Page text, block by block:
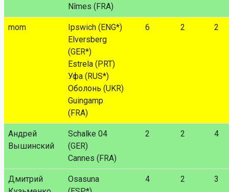
Nîmes (FRA)
mom
Ipswich (ENG*)
Elversberg
(GER*)
Estrela (PRT)
Уфа (RUS*)
Оболонь (UKR)
Guingamp
(FRA)
6 2 2
Андрей
Вышинский
Schalke 04
(GER)
Cannes (FRA)
2 2 4
Дмитрий
Osasuna
4 2 3